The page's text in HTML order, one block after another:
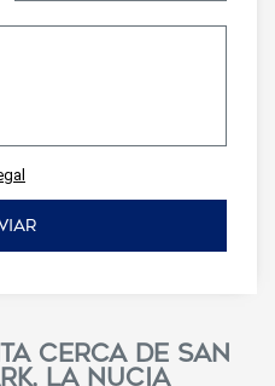
cerca de San
La Nucia